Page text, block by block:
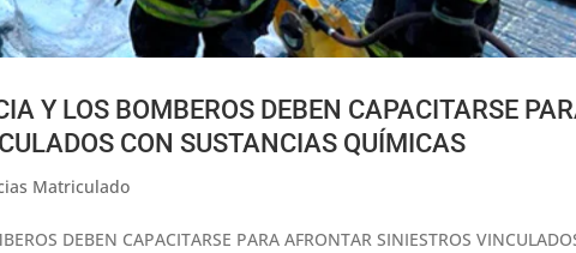
Y LOS BOMBEROS DEBEN CAPACITARSE
CON SUSTANCIAS QUÍMICAS
Matriculado
DEBEN CAPACITARSE PARA AFRONTAR SINIESTROS